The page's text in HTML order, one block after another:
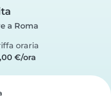
a Roma
oraria
€/ora